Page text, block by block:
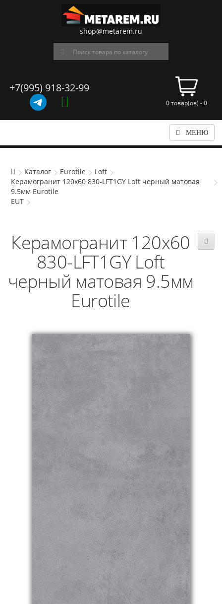
shop@metarem.ru
+7(995) 918-32-99
0 товар(ов) - 0
МЕНЮ
Каталог Eurotile
Loft
Керамогранит 120x60 830-LFT1GY Loft черный матовая
9.5мм Eurotile
EUT
Керамогранит 120x60
830-LFT1GY Loft
черный матовая 9.5мм
Eurotile